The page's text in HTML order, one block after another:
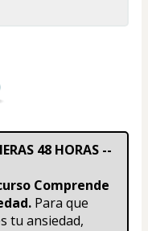
48 HORAS --
Comprende
Para que
tu ansiedad,